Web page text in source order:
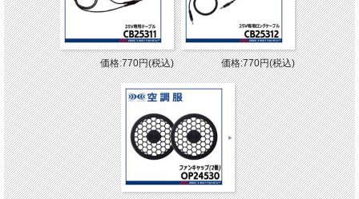
価格:770円(税込) 価格:770円(税込)